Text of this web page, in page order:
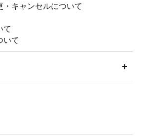
・キャンセルについて
て
いて